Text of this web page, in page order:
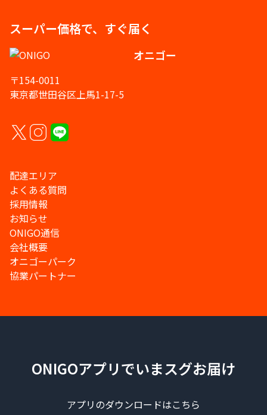
スーパー価格で、すぐ届く
オニゴー
〒154-0011
東京都世田谷区上馬1-17-5
配達エリア
よくある質問
採用情報
お知らせ
ONIGO通信
会社概要
オニゴーパーク
協業パートナー
ONIGOアプリでいまスグお届け
アプリのダウンロードはこちら